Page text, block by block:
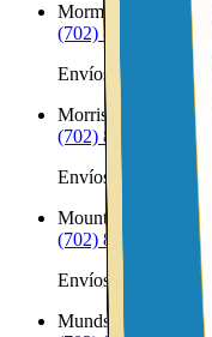
Mormon Lake
AZ
(702) 879-8299
Envíos a Nicaragua
Morristown
(702) 879-8299
Envíos a Nicaragua
Mount Lemmon
AZ
(702) 879-8299
Envíos a Nicaragua
Munds Park